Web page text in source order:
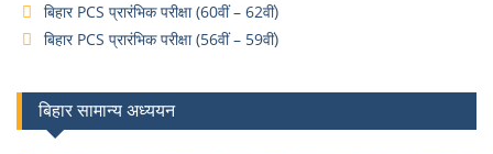
बिहार PCS प्रारंभिक परीक्षा (60वीं – 62वीं)
बिहार PCS प्रारंभिक परीक्षा (56वीं – 59वीं)
बिहार सामान्य अध्ययन